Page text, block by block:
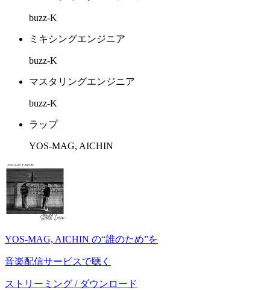
buzz-K
ミキシングエンジニア
buzz-K
マスタリングエンジニア
buzz-K
ラップ
YOS-MAG, AICHIN
YOS-MAG, AICHIN の“誰のため”を
音楽配信サービスで聴く
ストリーミング / ダウンロード